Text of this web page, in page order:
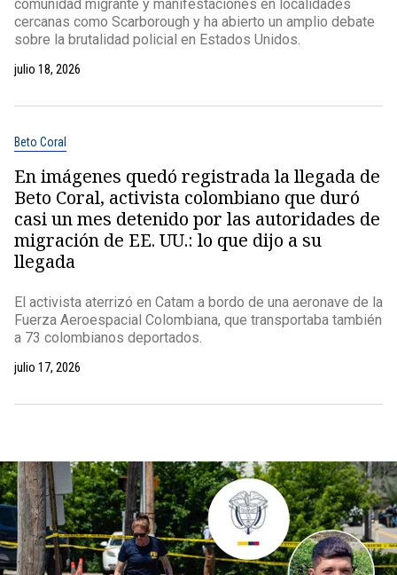
comunidad migrante y manifestaciones en localidades
cercanas como Scarborough y ha abierto un amplio debate
sobre la brutalidad policial en Estados Unidos.
julio 18, 2026
Beto Coral
En imágenes quedó registrada la llegada de
Beto Coral, activista colombiano que duró
casi un mes detenido por las autoridades de
migración de EE. UU.: lo que dijo a su
llegada
El activista aterrizó en Catam a bordo de una aeronave de la
Fuerza Aeroespacial Colombiana, que transportaba también
a 73 colombianos deportados.
julio 17, 2026